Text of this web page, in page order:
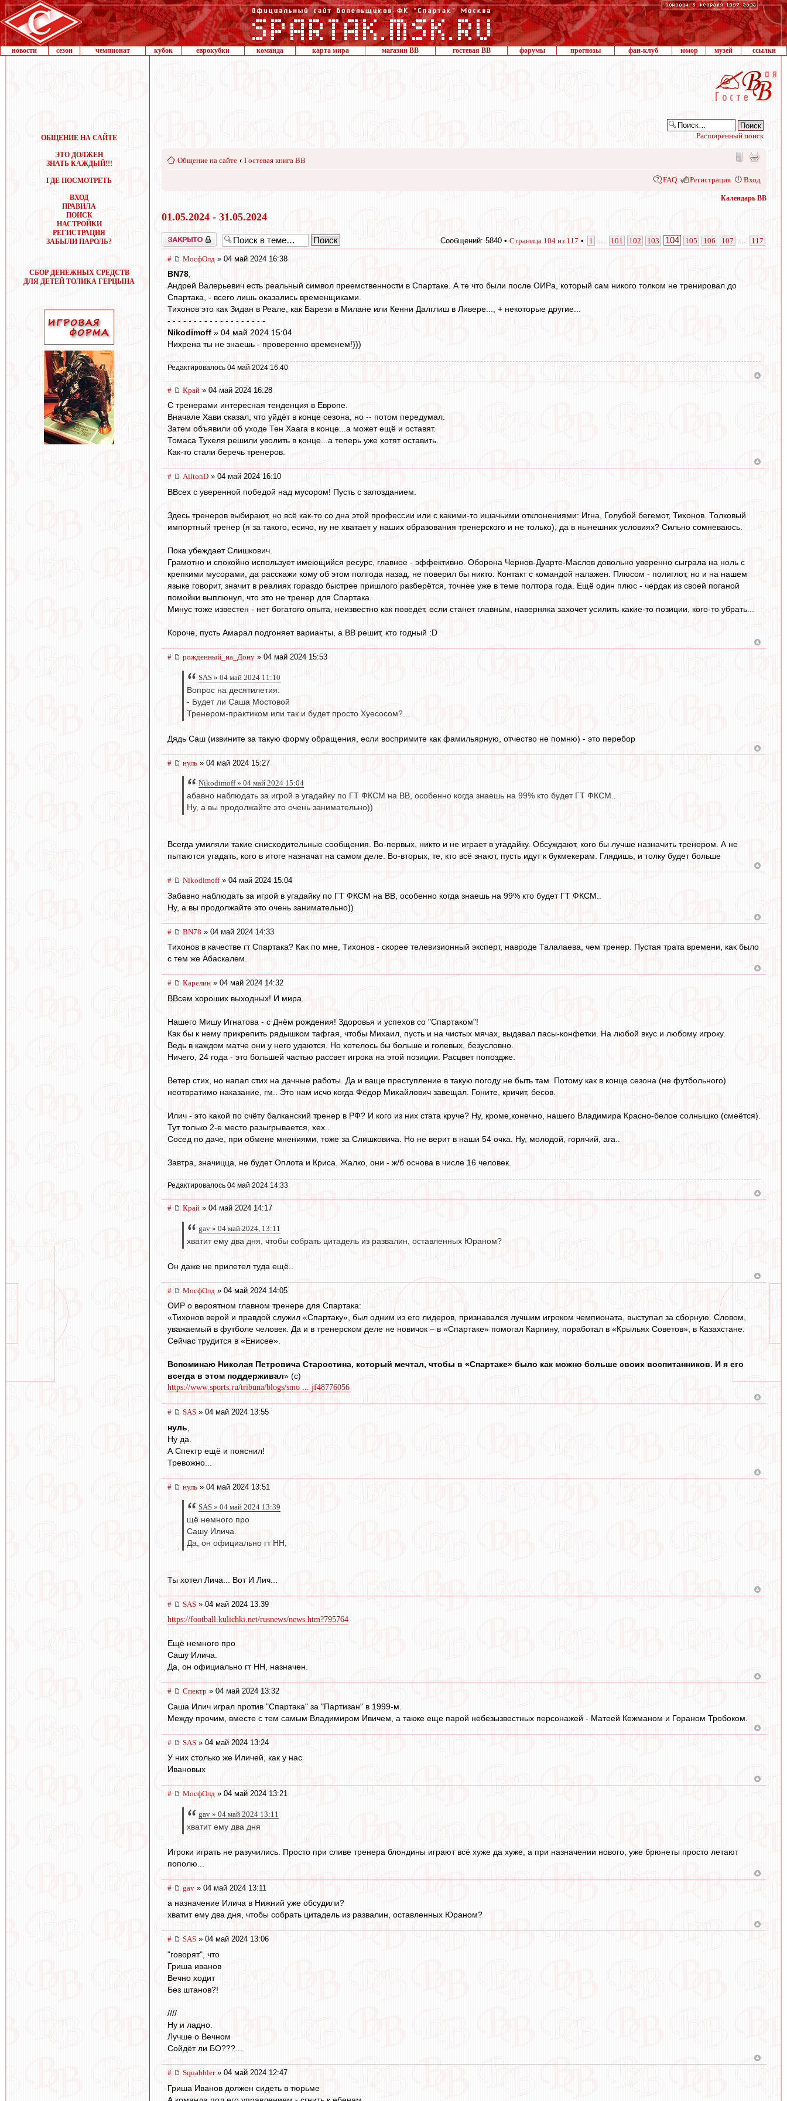
новости сезон чемпионат кубок еврокубки команда карта мира магазин ВВ гостевая ВВ форумы прогнозы фан-клуб юмор музей ссылки
ОБЩЕНИЕ НА САЙТЕ
ЭТО ДОЛЖЕН
ЗНАТЬ КАЖДЫЙ!!!
ГДЕ ПОСМОТРЕТЬ
ВХОД
ПРАВИЛА
ПОИСК
НАСТРОЙКИ
РЕГИСТРАЦИЯ
ЗАБЫЛИ ПАРОЛЬ?
СБОР ДЕНЕЖНЫХ СРЕДСТВ
ДЛЯ ДЕТЕЙ ТОЛИКА ГЕРЦЫНА
Расширенный поиск
Общение на сайте ‹ Гостевая книга ВВ
FAQ Регистрация Вход
Календарь ВВ
01.05.2024 - 31.05.2024
Закрыто Сообщений: 5840 • Страница 104 из 117 • 1 101 102 103 104 105 106 107 117
# МосфОлд » 04 май 2024 16:38
BN78,
Андрей Валерьевич есть реальный символ преемственности в Спартаке. А те что были после ОИРа, который сам никого толком не тренировал до
Спартака, - всего лишь оказались временщиками.
Тихонов это как Зидан в Реале, как Барези в Милане или Кенни Далглиш в Ливере..., + некоторые другие...
- - - - - - - - - - - - - - - - - - -
Nikodimoff » 04 май 2024 15:04
Нихрена ты не знаешь - проверенно временем!)))
Редактировалось 04 май 2024 16:40
# Край » 04 май 2024 16:28
С тренерами интересная тенденция в Европе.
Вначале Хави сказал, что уйдёт в конце сезона, но -- потом передумал.
Затем объявили об уходе Тен Хаага в конце...а может ещё и оставят.
Томаса Тухеля решили уволить в конце...а теперь уже хотят оставить.
Как-то стали беречь тренеров.
# AiltonD » 04 май 2024 16:10
ВВсех с уверенной победой над мусором! Пусть с запозданием.
Здесь тренеров выбирают, но всё как-то со дна этой профессии или с какими-то ишачьими отклонениями: Игна, Голубой бегемот, Тихонов. Толковый
импортный тренер (я за такого, есичо, ну не хватает у наших образования тренерского и не только), да в нынешних условиях? Сильно сомневаюсь.
Пока убеждает Слишкович.
Грамотно и спокойно использует имеющийся ресурс, главное - эффективно. Оборона Чернов-Дуарте-Маслов довольно уверенно сыграла на ноль с
крепкими мусорами, да расскажи кому об этом полгода назад, не поверил бы никто. Контакт с командой налажен. Плюсом - полиглот, но и на нашем
языке говорит, значит в реалиях гораздо быстрее пришлого разберётся, точнее уже в теме полтора года. Ещё один плюс - чердак из своей поганой
помойки выплюнул, что это не тренер для Спартака.
Минус тоже известен - нет богатого опыта, неизвестно как поведёт, если станет главным, наверняка захочет усилить какие-то позиции, кого-то убрать...
Короче, пусть Амарал подгоняет варианты, а ВВ решит, кто годный :D
# рожденный_на_Дону » 04 май 2024 15:53
SAS » 04 май 2024 11:10
Вопрос на десятилетия:
- Будет ли Саша Мостовой
Тренером-практиком или так и будет просто Хуесосом?...
Дядь Саш (извините за такую форму обращения, если воспримите как фамильярную, отчество не помню) - это перебор
# нуль » 04 май 2024 15:27
Nikodimoff » 04 май 2024 15:04
абавно наблюдать за игрой в угадайку по ГТ ФКСМ на ВВ, особенно когда знаешь на 99% кто будет ГТ ФКСМ..
Ну, а вы продолжайте это очень занимательно))
Всегда умиляли такие снисходительные сообщения. Во-первых, никто и не играет в угадайку. Обсуждают, кого бы лучше назначить тренером. А не
пытаются угадать, кого в итоге назначат на самом деле. Во-вторых, те, кто всё знают, пусть идут к букмекерам. Глядишь, и толку будет больше
# Nikodimoff» 04 май 2024 15:04
Забавно наблюдать за игрой в угадайку по ГТ ФКСМ на ВВ, особенно когда знаешь на 99% кто будет ГТ ФКСМ..
Ну, а вы продолжайте это очень занимательно))
# BN78 » 04 май 2024 14:33
Тихонов в качестве гт Спартака? Как по мне, Тихонов - скорее телевизионный эксперт, навроде Талалаева, чем тренер. Пустая трата времени, как было
с тем же Абаскалем.
# Карелин » 04 май 2024 14:32
ВВсем хороших выходных! И мира.
Нашего Мишу Игнатова - с Днём рождения! Здоровья и успехов со "Спартаком"!
Как бы к нему прикрепить рядышком тафгая, чтобы Михаил, пусть и на чистых мячах, выдавал пасы-конфетки. На любой вкус и любому игроку.
Ведь в каждом матче они у него удаются. Но хотелось бы больше и голевых, безусловно.
Ничего, 24 года - это большей частью рассвет игрока на этой позиции. Расцвет попоздже.
Ветер стих, но напал стих на дачные работы. Да и ваще преступление в такую погоду не быть там. Потому как в конце сезона (не футбольного)
неотвратимо наказание, гм.. Это нам исчо когда Фёдор Михайлович завещал. Гоните, кричит, бесов.
Илич - это какой по счёту балканский тренер в РФ? И кого из них стата круче? Ну, кроме,конечно, нашего Владимира Красно-белое солнышко (смеётся).
Тут только 2-е место разыгрывается, хех..
Сосед по даче, при обмене мнениями, тоже за Слишковича. Но не верит в наши 54 очка. Ну, молодой, горячий, ага..
Завтра, значицца, не будет Оплота и Криса. Жалко, они - ж/б основа в числе 16 человек.
Редактировалось 04 май 2024 14:33
# Край » 04 май 2024 14:17
gav » 04 май 2024, 13:11
хватит ему два дня, чтобы собрать цитадель из развалин, оставленных Юраном?
Он даже не прилетел туда ещё..
# МосфОлд » 04 май 2024 14:05
ОИР о вероятном главном тренере для Спартака:
«Тихонов верой и правдой служил «Спартаку», был одним из его лидеров, признавался лучшим игроком чемпионата, выступал за сборную. Словом,
уважаемый в футболе человек. Да и в тренерском деле не новичок – в «Спартаке» помогал Карпину, поработал в «Крыльях Советов», в Казахстане.
Сейчас трудится в «Енисее».
Вспоминаю Николая Петровича Старостина, который мечтал, чтобы в «Спартаке» было как можно больше своих воспитанников. И я его
всегда в этом поддерживал» (с)
https://www.sports.ru/tribuna/blogs/smo ... jf48776056
# SAS » 04 май 2024 13:55
нуль
Ну да.
А Спектр ещё и пояснил!
Тревожно...
# нуль » 04 май 2024 13:51
SAS » 04 май 2024 13:39
щё немного про
Сашу Илича.
Да, он официально гт НН,
Ты хотел Лича... Вот И Лич...
# SAS » 04 май 2024 13:39
https://football.kulichki.net/rusnews/news.htm?795764
Ещё немного про
Сашу Илича.
Да, он официально гт НН, назначен.
# Спектр » 04 май 2024 13:32
Саша Илич играл против "Спартака" за "Партизан" в 1999-м.
Между прочим, вместе с тем самым Владимиром Ивичем, а также еще парой небезызвестных персонажей - Матеей Кежманом и Гораном Тробоком.
# SAS » 04 май 2024 13:24
У них столько же Иличей, как у нас
Ивановых
# МосфОлд » 04 май 2024 13:21
gav » 04 май 2024 13:11
хватит ему два дня
Игроки играть не разучились. Просто при сливе тренера блондины играют всё хуже да хуже, а при назначении нового, уже брюнеты просто летают
пополю...
# gav » 04 май 2024 13:11
а назначение Илича в Нижний уже обсудили?
хватит ему два дня, чтобы собрать цитадель из развалин, оставленных Юраном?
# SAS » 04 май 2024 13:06
"говорят", что
Гриша иванов
Вечно ходит
Без штанов?!
////
Ну и ладно.
Лучше о Вечном
Сойдёт ли БО???...
# Squabbler» 04 май 2024 12:47
Гриша Иванов должен сидеть в тюрьме